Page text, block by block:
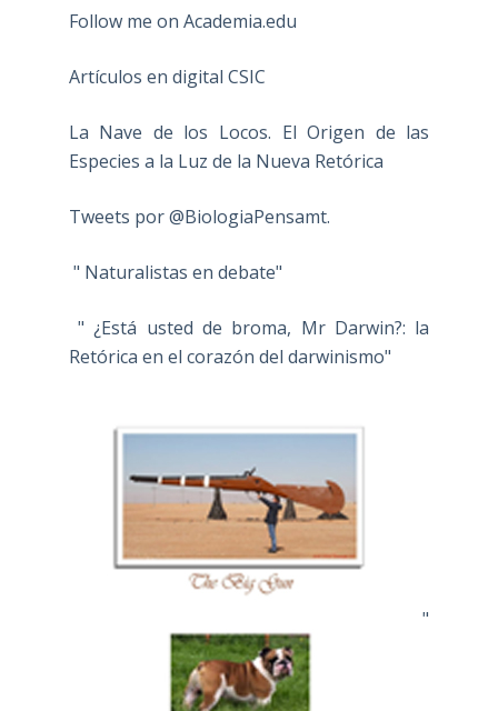
Follow me on Academia.edu
Artículos en digital CSIC
La Nave de los Locos. El Origen de las
Especies a la Luz de la Nueva Retórica
Tweets por @BiologiaPensamt.
" Naturalistas en debate"
" ¿Está usted de broma, Mr Darwin?: la
Retórica en el corazón del darwinismo"
"